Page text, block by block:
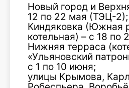
Новый город и
12 по 22 мая (ТЭЦ-2);
Киндяковка (Южная
котельная) – с 18 по
Нижняя терраса
«Ульяновский
с 1 по 10 июня;
улицы Крымова,